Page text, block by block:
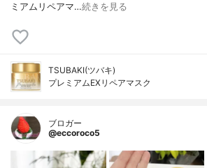
ミアムリペアマ…続きを見る
TSUBAKI(ツバキ)
プレミアムEXリペアマスク
ブロガー
@eccoroco5